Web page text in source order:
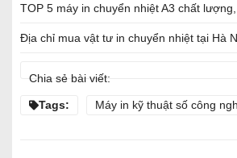
TOP 5 máy in chuyển nhiệt A3 chất
Địa chỉ mua vật tư in chuyển nhiệt tại Hà
Chia sẻ bài viết:
Tags: Máy in kỹ thuật số công